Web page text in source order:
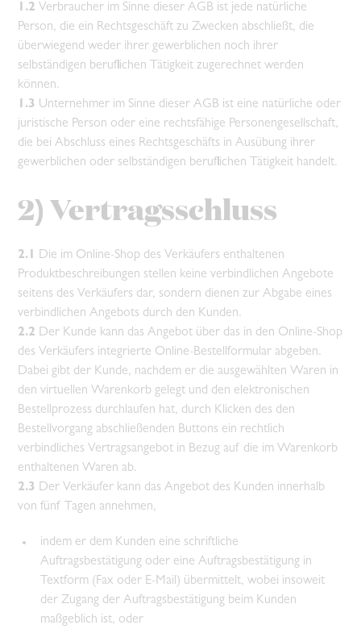
1.2 Verbraucher im Sinne dieser AGB ist jede natürliche
Person, die ein Rechtsgeschäft zu Zwecken abschließt, die
überwiegend weder ihrer gewerblichen noch ihrer
selbständigen beruflichen Tätigkeit zugerechnet werden
können.
1.3 Unternehmer im Sinne dieser AGB ist eine natürliche oder
juristische Person oder eine rechtsfähige Personengesellschaft,
die bei Abschluss eines Rechtsgeschäfts in Ausübung ihrer
gewerblichen oder selbständigen beruflichen Tätigkeit handelt.
2) Vertragsschluss
2.1 Die im Online-Shop des Verkäufers enthaltenen
Produktbeschreibungen stellen keine verbindlichen Angebote
seitens des Verkäufers dar, sondern dienen zur Abgabe eines
verbindlichen Angebots durch den Kunden.
2.2 Der Kunde kann das Angebot über das in den Online-Shop
des Verkäufers integrierte Online-Bestellformular abgeben.
Dabei gibt der Kunde, nachdem er die ausgewählten Waren in
den virtuellen Warenkorb gelegt und den elektronischen
Bestellprozess durchlaufen hat, durch Klicken des den
Bestellvorgang abschließenden Buttons ein rechtlich
verbindliches Vertragsangebot in Bezug auf die im Warenkorb
enthaltenen Waren ab.
2.3 Der Verkäufer kann das Angebot des Kunden innerhalb
von fünf Tagen annehmen,
indem er dem Kunden eine schriftliche
Auftragsbestätigung oder eine Auftragsbestätigung in
Textform (Fax oder E-Mail) übermittelt, wobei insoweit
der Zugang der Auftragsbestätigung beim Kunden
maßgeblich ist, oder